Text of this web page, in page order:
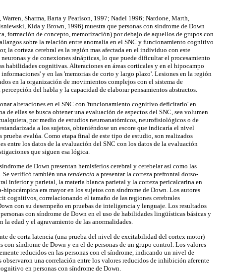
Sharma, Barta y Pearlson, 1997; Nadel 1996; Nardone, Marth,
Kida y Brown, 1996) muestra que personas con síndrome de Down
formación de concepto, memorización) por debajo de aquellos de grupos con
sobre la relación entre anomalía en el SNC y funcionamiento cognitivo
la corteza cerebral es la región mas afectada en el individuo con este
y de conexiones sinápticas, lo que puede dificultar el procesamiento
habilidades cognitivas. Alteraciones en áreas corticales y en el hipocampo
y en las 'memorias de corto y largo plazo'. Lesiones en la región
en la organización de movimientos complejos con el sistema de
del habla y la capacidad de elaborar pensamientos abstractos.
alteraciones en el SNC con 'funcionamiento cognitivo deficitario' en
de ellas se busca obtener una evaluación de aspectos del SNC, sea volumen
por medio de estudios neuroanatómicos, neurofisiológicos o de
a los sujetos, obteniéndose un escore que indicaría el nivel
evalúa. Como etapa final de este tipo de estudio, son realizados
entre los datos de la evaluación del SNC con los datos de la evaluación
que siguen esa lógica.
de Down presentan hemisferios cerebral y cerebelar así como las
Se verificó también una tendencia a presentar la corteza prefrontal dorso-
inferior y parietal, la materia blanca parietal y la corteza pericalcarina en
era mayor en los sujetos con síndrome de Down. Los autores
cognitivos, correlacionando el tamaño de las regiones cerebrales
con su desempeño en pruebas de inteligencia y lenguaje. Los resultados
con síndrome de Down en el uso de habilidades lingüísticas básicas y
la edad y el agravamiento de las anormalidades.
de corta latencia (una prueba del nivel de excitabilidad del cortex motor)
síndrome de Down y en el de personas de un grupo control. Los valores
reducidos en las personas con el síndrome, indicando un nivel de
una correlación entre los valores reducidos de inhibición aferente
en personas con síndrome de Down.